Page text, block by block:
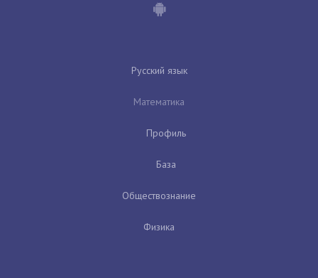
Русский язык
Математика
Профиль
База
Обществознание
Физика